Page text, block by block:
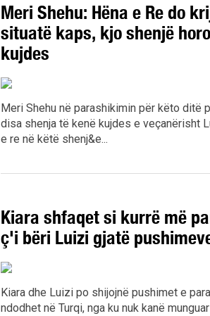
Meri Shehu: Hëna e Re do
situatë kaps, kjo shenjë
kujdes
Meri Shehu në parashikimin për këto ditë
disa shenja të kenë kujdes e veçanërisht
e re në këtë shenj&e...
Kiara shfaqet si kurrë më
ç'i bëri Luizi gjatë
Kiara dhe Luizi po shijojnë pushimet e
ndodhet në Turqi, nga ku nuk kanë